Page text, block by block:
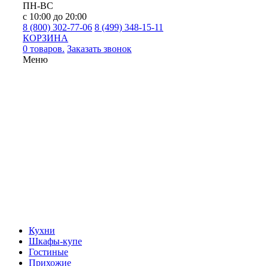
ПН-ВС
с 10:00 до 20:00
8 (800) 302-77-06 8 (499) 348-15-11
КОРЗИНА
0 товаров. Заказать звонок
Меню
Кухни
Шкафы-купе
Гостиные
Прихожие